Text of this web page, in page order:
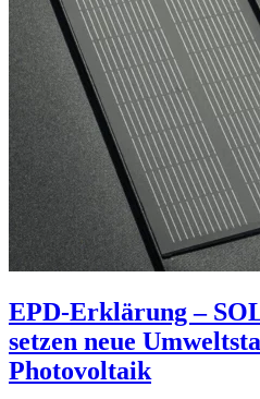
EPD-Erklärung –
setzen neue
Photovoltaik